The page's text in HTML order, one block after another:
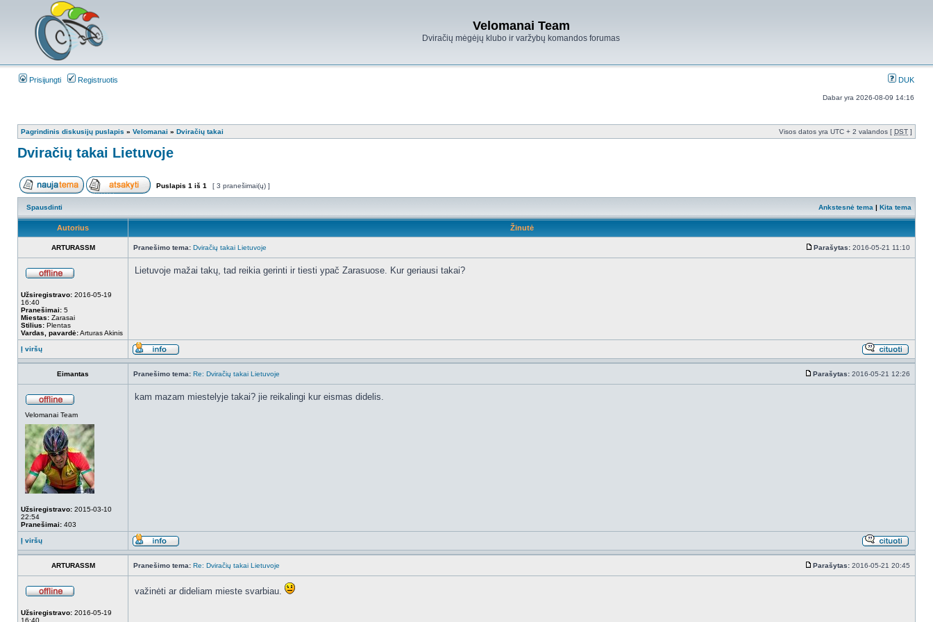
Velomanai Team
Dviračių mėgėjų klubo ir varžybų komandos forumas
Prisijungti Registruotis DUK
Dabar yra 2026-08-09 14:16
Pagrindinis diskusijų puslapis » Velomanai » Dviračių takai Visos datos yra UTC + 2 valandos [ DST ]
Dviračių takai Lietuvoje
Puslapis 1 iš 1 [ 3 pranešimai(ų) ]
Spausdinti Ankstesnė tema | Kita tema
Autorius Žinutė
ARTURASSM Pranešimo tema: Dviračių takai Lietuvoje Parašytas: 2016-05-21 11:10
Užsiregistravo: 2016-05-19
16:40
Pranešimai: 5
Miestas: Zarasai
Stilius: Plentas
Vardas, pavardė:Arturas Akinis
Lietuvoje mažai takų, tad reikia gerinti ir tiesti ypač Zarasuose. Kur geriausi takai?
Į viršų
Eimantas Pranešimo tema: Re: Dviračių takai Lietuvoje Parašytas: 2016-05-21 12:26
Velomanai Team
Užsiregistravo: 2015-03-10
22:54
Pranešimai: 403
kam mazam miestelyje takai? jie reikalingi kur eismas didelis.
Į viršų
ARTURASSM Pranešimo tema: Re: Dviračių takai Lietuvoje Parašytas: 2016-05-21 20:45
Užsiregistravo: 2016-05-19
16:40
važinėti ar dideliam mieste svarbiau.